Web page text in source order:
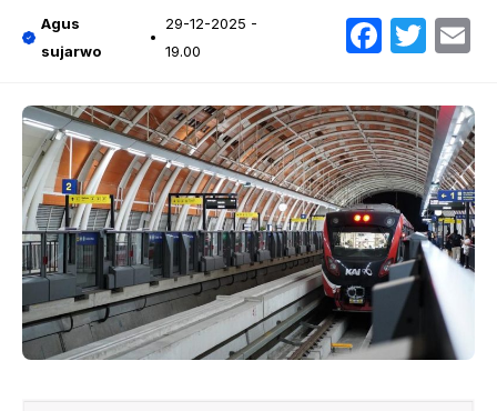
Agus
sujarwo
29-12-2025 -
19.00